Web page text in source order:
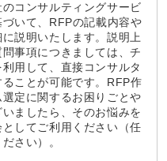
コンサルティングサービ
いて、RFPの記載内容や
説明いたします。説明上
事項につきましては、チ
用して、直接コンサルタ
ることが可能です。RFP作
定に関するお困りごとや
ましたら、そのお悩みを
してご利用ください（任
さい）。